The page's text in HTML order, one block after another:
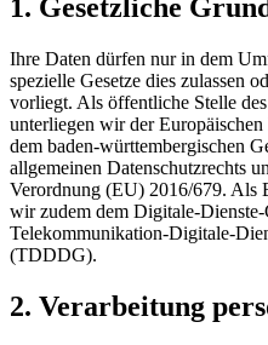
1. Gesetzliche
Ihre Daten dürfen nur in dem
spezielle Gesetze dies zulassen
vorliegt. Als öffentliche Stelle
unterliegen wir der
dem baden-württembergischen
allgemeinen Datenschutzrechts
Verordnung (EU) 2016/679. Als
wir zudem dem Digitale-
Telekommunikation-Digitale-
(TDDDG).
2. Verarbeitung